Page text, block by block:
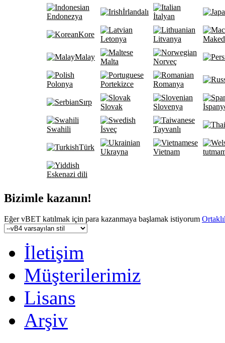
Endonezya
İrlandalı
İtalyan
Kore
Letonya Litvanya
Malay
Malta Norveç
Polonya Portekizce Romanya
Sırp
Slovak Slovenya
Swahili İsveç Tayvanlı
Türk
Ukrayna Vietnam
Eskenazi dili
Bizimle kazanın!
Eğer vBET katılmak için para kazanmaya başlamak istiyorum
İletişim
Müşterilerimiz
Lisans
Arşiv